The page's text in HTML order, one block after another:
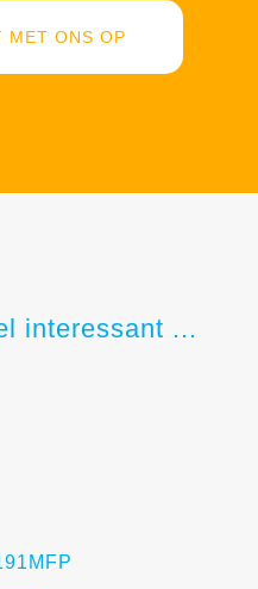
MET ONS OP
interessant ...